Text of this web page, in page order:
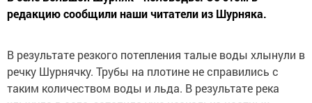
редакцию сообщили наши читатели из Шурняка.
В результате резкого потепления талые воды хлынули в
речку Шурнячку. Трубы на плотине не справились с
таким количеством воды и льда. В результате река